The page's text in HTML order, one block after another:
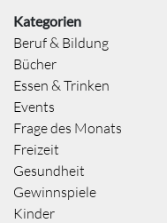
Kategorien
Beruf & Bildung
Bücher
Essen & Trinken
Events
Frage des Monats
Freizeit
Gesundheit
Gewinnspiele
Kinder